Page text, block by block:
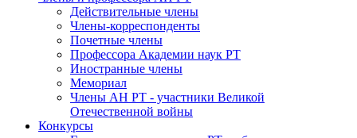
Действительные члены
Члены-корреспонденты
Почетные члены
Профессора Академии наук РТ
Иностранные члены
Мемориал
Члены АН РТ - участники Великой
Отечественной войны
Конкурсы